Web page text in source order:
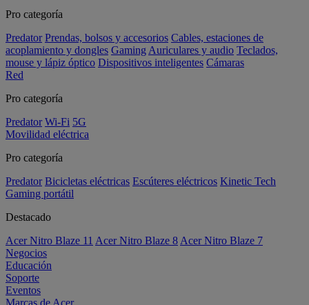
Pro categoría
Predator Prendas, bolsos y accesorios Cables, estaciones de
acoplamiento y dongles Gaming Auriculares y audio Teclados,
mouse y lápiz óptico Dispositivos inteligentes Cámaras
Red
Pro categoría
Predator Wi-Fi 5G
Movilidad eléctrica
Pro categoría
Predator Bicicletas eléctricas Escúteres eléctricos Kinetic Tech
Gaming portátil
Destacado
Acer Nitro Blaze 11 Acer Nitro Blaze 8 Acer Nitro Blaze 7
Negocios
Educación
Soporte
Eventos
Marcas de Acer